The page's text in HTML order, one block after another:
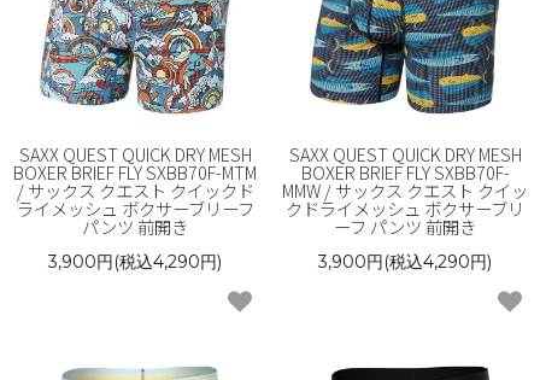
SAXX QUEST QUICK DRY MESH
BOXER BRIEF FLY SXBB70F-MTM
/ サックス クエスト クイックド
ライメッシュ ボクサーブリーフ
パンツ 前開き
3,900円(税込4,290円)
SAXX QUEST QUICK DRY MESH
BOXER BRIEF FLY SXBB70F-
MMW / サックス クエスト クイッ
クドライメッシュ ボクサーブリ
ーフ パンツ 前開き
3,900円(税込4,290円)